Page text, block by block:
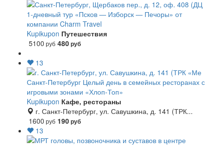
1-дневный тур «Псков — Изборск — Печоры» от
компании Charm Travel
Kupikupon Путешествия
5100 руб 480руб
13
Санкт-Петербург Целый день в семейных ресторанах с
игровыми зонами «Хлоп-Топ»
Kupikupon Кафе, рестораны
г. Санкт-Петербург, ул. Савушкина, д. 141 (ТРК...
1600 руб 190руб
13